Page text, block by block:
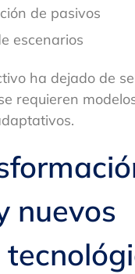
de pasivos
escenarios
ha dejado de
requieren
nuevos